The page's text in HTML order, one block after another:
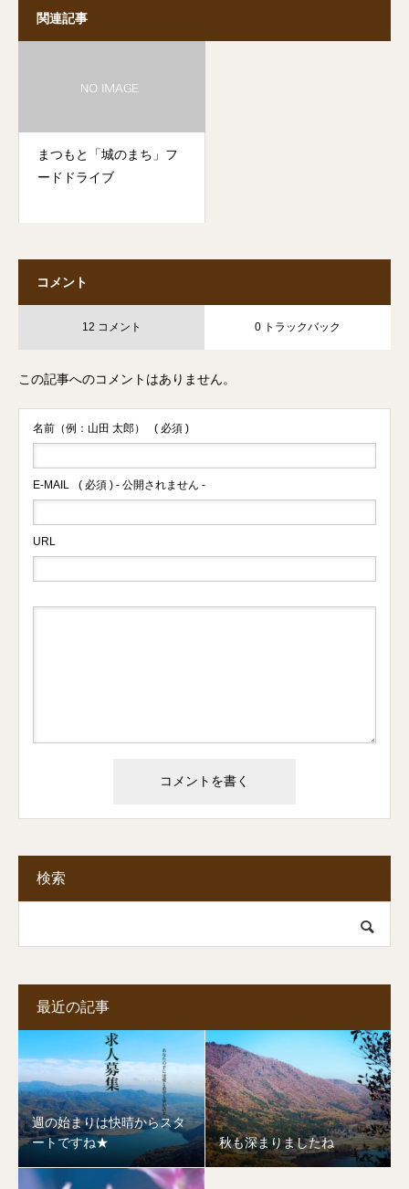
関連記事
まつもと「城のまち」フ
ードドライブ
コメント
12 コメント 0 トラックバック
この記事へのコメントはありません。
名前（例：山田 太郎） ( 必須 )
E-MAIL ( 必須 ) - 公開されません -
URL
検索
最近の記事
週の始まりは快晴からスタ
ートですね★
秋も深まりましたね